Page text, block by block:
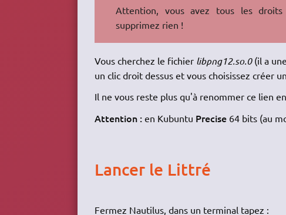
Attention, vous avez tous les
supprimez rien !
Vous cherchez le fichier libpng12.so.0(il a
un clic droit dessus et vous choisissez créer
Il ne vous reste plus qu'à renommer ce lien en
Attention :en Kubuntu Precise64 bits (au
Lancer le Littré
Fermez Nautilus, dans un terminal tapez :